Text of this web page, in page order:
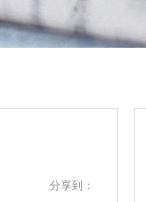
分享到：